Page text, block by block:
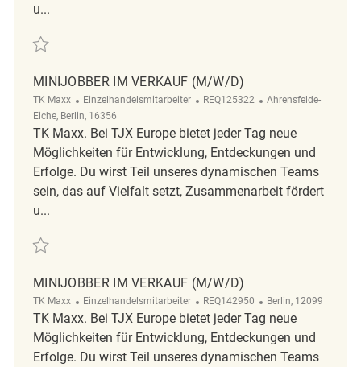
u...
Retten Minijobber im Verkauf (m/w/d) REQ132086
MINIJOBBER IM VERKAUF (M/W/D)
TK Maxx Kategorie
Einzelhandelsmitarbeiter ReqId
REQ125322 Ort
Ahrensfelde-
Eiche, Berlin, 16356
TK Maxx. Bei TJX Europe bietet jeder Tag neue
Möglichkeiten für Entwicklung, Entdeckungen und
Erfolge. Du wirst Teil unseres dynamischen Teams
sein, das auf Vielfalt setzt, Zusammenarbeit fördert
u...
Retten Minijobber im Verkauf (m/w/d) REQ125322
MINIJOBBER IM VERKAUF (M/W/D)
TK Maxx Kategorie
Einzelhandelsmitarbeiter ReqId
REQ142950 Ort
Berlin, 12099
TK Maxx. Bei TJX Europe bietet jeder Tag neue
Möglichkeiten für Entwicklung, Entdeckungen und
Erfolge. Du wirst Teil unseres dynamischen Teams